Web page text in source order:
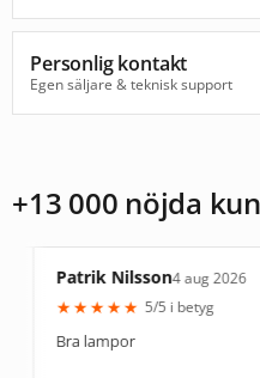
Personlig kontakt
Egen säljare & teknisk support
+13 000 nöjda
Nilsson4 aug 2026
5/5 i betyg